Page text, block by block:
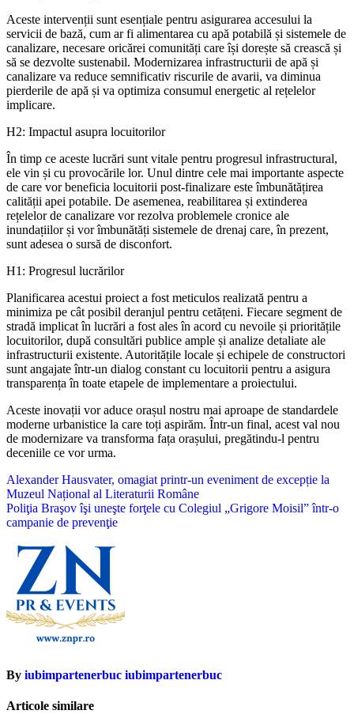
Aceste intervenții sunt esențiale pentru asigurarea accesului la
servicii de bază, cum ar fi alimentarea cu apă potabilă și sistemele de
canalizare, necesare oricărei comunități care își dorește să crească și
să se dezvolte sustenabil. Modernizarea infrastructurii de apă și
canalizare va reduce semnificativ riscurile de avarii, va diminua
pierderile de apă și va optimiza consumul energetic al rețelelor
implicare.
H2: Impactul asupra locuitorilor
În timp ce aceste lucrări sunt vitale pentru progresul infrastructural,
ele vin și cu provocările lor. Unul dintre cele mai importante aspecte
de care vor beneficia locuitorii post-finalizare este îmbunătățirea
calității apei potabile. De asemenea, reabilitarea și extinderea
rețelelor de canalizare vor rezolva problemele cronice ale
inundațiilor și vor îmbunătăți sistemele de drenaj care, în prezent,
sunt adesea o sursă de disconfort.
H1: Progresul lucrărilor
Planificarea acestui proiect a fost meticulos realizată pentru a
minimiza pe cât posibil deranjul pentru cetățeni. Fiecare segment de
stradă implicat în lucrări a fost ales în acord cu nevoile și prioritățile
locuitorilor, după consultări publice ample și analize detaliate ale
infrastructurii existente. Autoritățile locale și echipele de constructori
sunt angajate într-un dialog constant cu locuitorii pentru a asigura
transparența în toate etapele de implementare a proiectului.
Aceste inovații vor aduce orașul nostru mai aproape de standardele
moderne urbanistice la care toți aspirăm. Într-un final, acest val nou
de modernizare va transforma fața orașului, pregătindu-l pentru
deceniile ce vor urma.
Navigare
în
articole
Alexander Hausvater, omagiat printr-un eveniment de excepție la
Muzeul Național al Literaturii Române
Poliţia Braşov îşi uneşte forţele cu Colegiul „Grigore Moisil” într-o
campanie de prevenţie
By iubimpartenerbuc iubimpartenerbuc
Articole similare